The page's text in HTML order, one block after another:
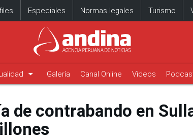
Especiales Normas legales Turismo
arrow_drop_down Galería Canal Online Videos
de contrabando en